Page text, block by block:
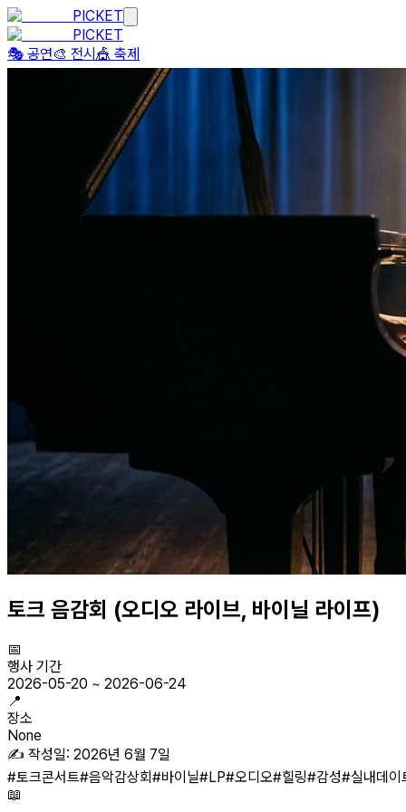
PICKET
PICKET
🎭 공연🎨 전시 🎪 축제
토크 음감회 (오디오 라이브, 바이닐 라이프)
📅
행사 기간
2026-05-20 ~ 2026-06-24
📍
장소
None
✍️ 작성일: 2026년 6월 7일
#토크콘서트#음악감상회#바이닐#LP#오디오#힐링#감성#실내데이
📖